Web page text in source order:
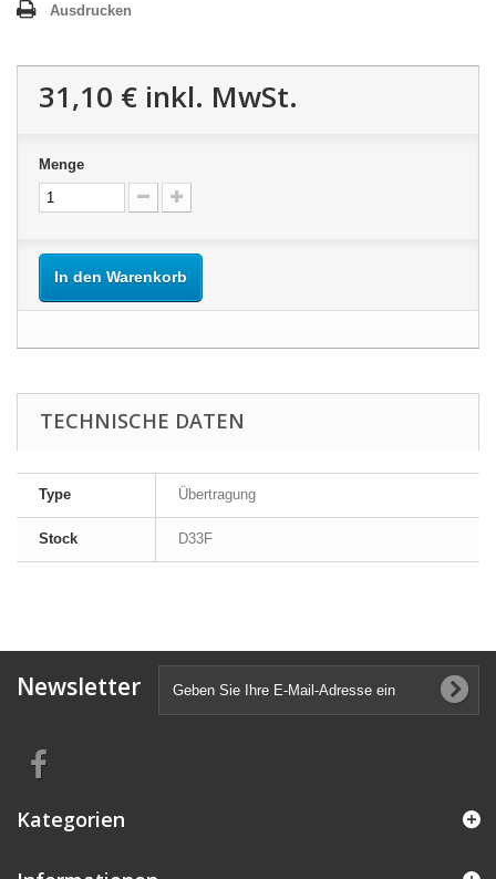
Ausdrucken
31,10 € inkl. MwSt.
Menge
In den Warenkorb
TECHNISCHE DATEN
Type Übertragung
Stock D33F
Newsletter
Kategorien